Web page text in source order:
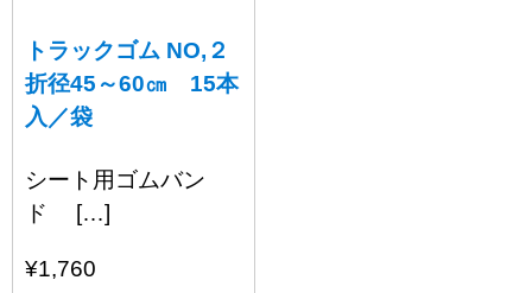
トラックゴム NO,２
折径45～60㎝ 15本
入／袋
シート用ゴムバン
ド […]
¥1,760